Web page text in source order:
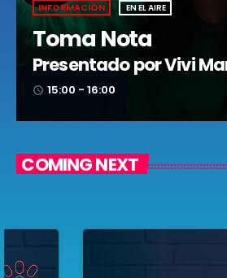
INFORMACIÓN EN EL AIRE
Toma Nota
Presentado por Vivi
access_time 15:00 - 16:00
COMING NEXT